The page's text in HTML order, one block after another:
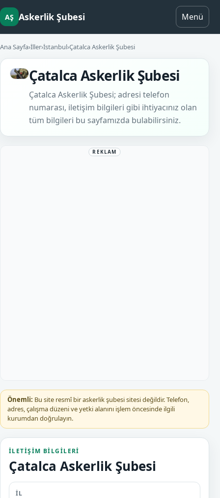
AŞ Askerlik Şubesi Menü
Ana Sayfa›İller›İstanbul›Çatalca Askerlik Şubesi
Çatalca Askerlik Şubesi
Çatalca Askerlik Şubesi; adresi telefon
numarası, iletişim bilgileri gibi ihtiyacınız olan
tüm bilgileri bu sayfamızda bulabilirsiniz.
REKLAM
Önemli: Bu site resmî bir askerlik şubesi sitesi değildir. Telefon,
adres, çalışma düzeni ve yetki alanını işlem öncesinde ilgili
kurumdan doğrulayın.
İLETIŞIM BILGILERI
Çatalca Askerlik Şubesi
İL